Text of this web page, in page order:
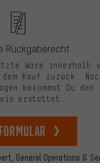
General Operations &
Rückgaberecht
Ware innerhalb
dem Kauf zurück.
bekommst Du den
erstattet.